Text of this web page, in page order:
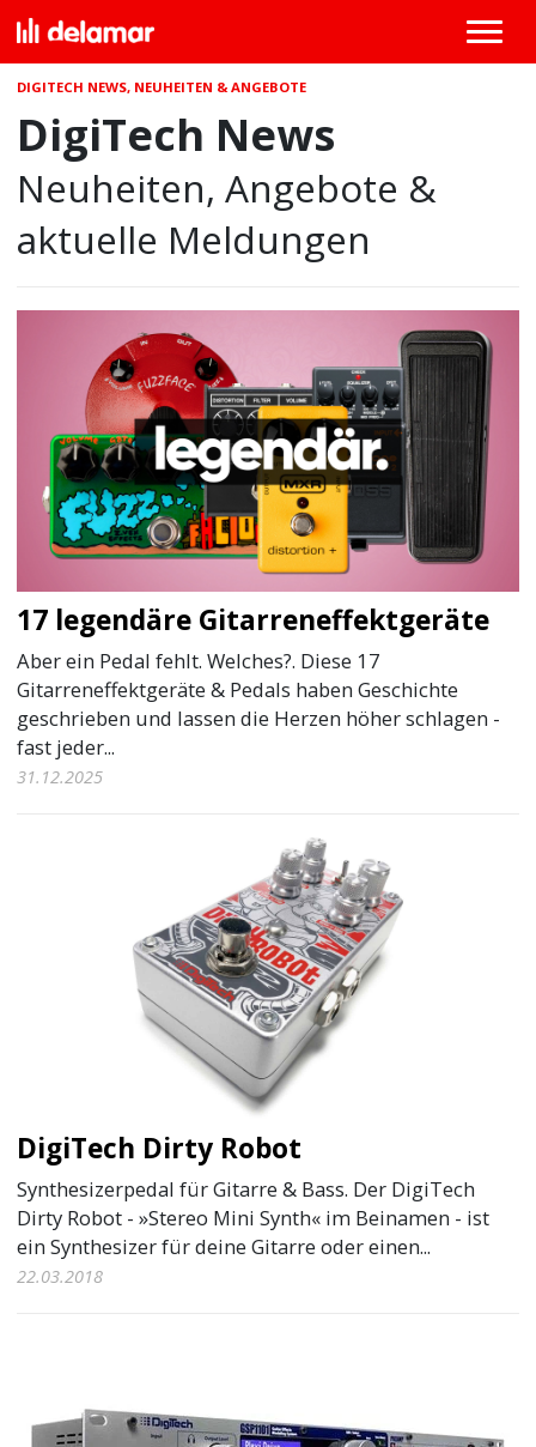
DIGITECH NEWS, NEUHEITEN & ANGEBOTE
DigiTech News
Neuheiten, Angebote &
aktuelle Meldungen
17 legendäre Gitarreneffektgeräte
Aber ein Pedal fehlt. Welches?. Diese 17
Gitarreneffektgeräte & Pedals haben Geschichte
geschrieben und lassen die Herzen höher schlagen -
fast jeder...
31.12.2025
DigiTech Dirty Robot
Synthesizerpedal für Gitarre & Bass. Der DigiTech
Dirty Robot - »Stereo Mini Synth« im Beinamen - ist
ein Synthesizer für deine Gitarre oder einen...
22.03.2018